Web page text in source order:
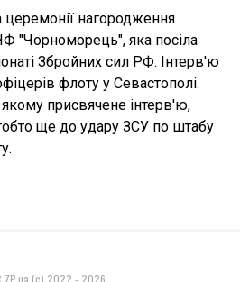
церемонії нагородження
"Чорноморець", яка посіла
Збройних сил РФ. Інтерв'ю
флоту у Севастополі.
присвячене інтерв'ю,
ще до удару ЗСУ по штабу
(c) 2022 - 2026